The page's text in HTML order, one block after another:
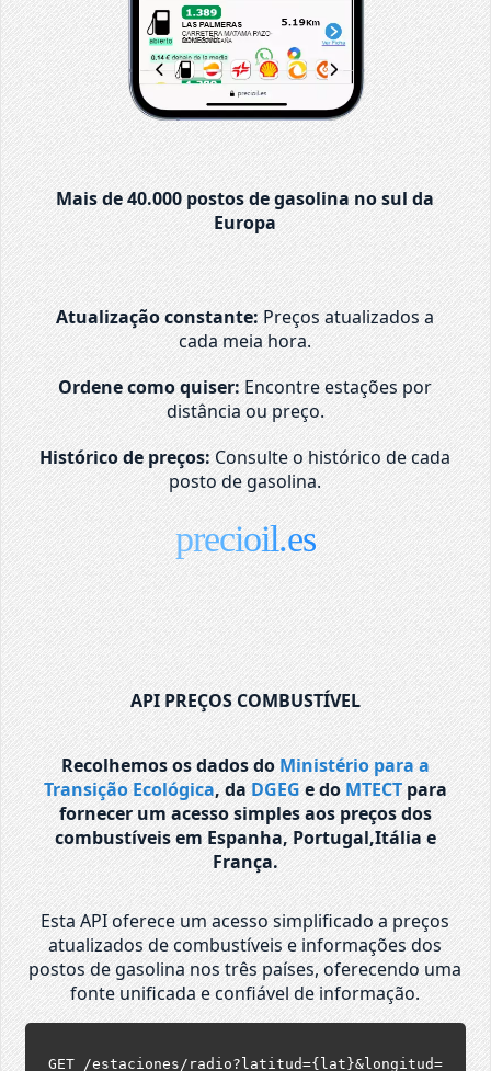
Mais de 40.000 postos de gasolina no sul da
Europa
Atualização constante: Preços atualizados a
cada meia hora.
Ordene como quiser: Encontre estações por
distância ou preço.
Histórico de preços: Consulte o histórico de cada
posto de gasolina.
precioil.es
API PREÇOS COMBUSTÍVEL
Recolhemos os dados do Ministério para a
Transição Ecológica, da DGEG e do MTECTpara
fornecer um acesso simples aos preços dos
combustíveis em Espanha, Portugal,Itália e
França.
Esta API oferece um acesso simplificado a preços
atualizados de combustíveis e informações dos
postos de gasolina nos três países, oferecendo uma
fonte unificada e confiável de informação.
GET /estaciones/radio?latitud={lat}&longitud=